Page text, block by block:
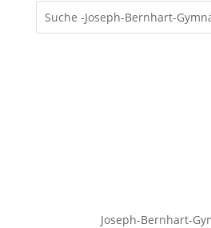
Joseph-Bernhart-